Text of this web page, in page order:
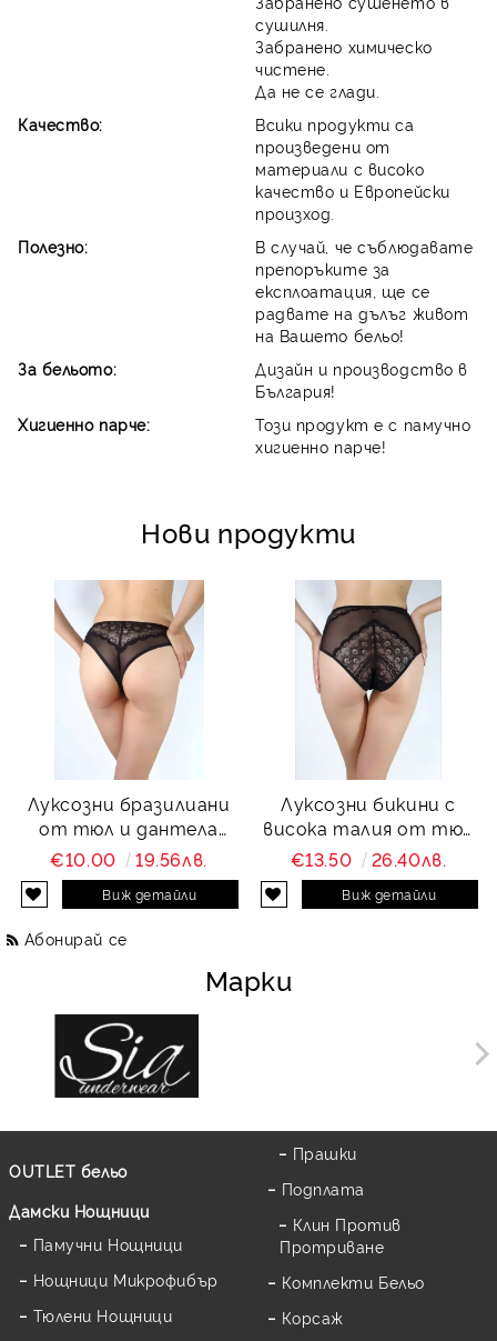
сушилня.
Забранено химическо
чистене.
Да не се глади.
Качество:
Всики продукти са
произведени от
материали с високо
качество и Европейски
произход.
Полезно:
В случай, че съблюдавате
препоръките за
експлоатация, ще се
радвате на дълъг живот
на Вашето бельо!
За бельото:
Дизайн и производство в
България!
Хигиенно парче:
Този продукт е с памучно
хигиенно парче!
Нови продукти
Луксозни бразилиани
от тюл и дантела
Charity
€10.00 19.56лв.
Виж детайли
Луксозни бикини с
висока талия от тюл
и дантела Charity
€13.50 26.40лв.
Виж детайли
Абонирай се
Марки
OUTLET бельо
Дамски Нощници
Памучни Нощници
Нощници Микрофибър
Тюлени Нощници
Прашки
Подплата
Клин Против
Протриване
Комплекти Бельо
Корсаж